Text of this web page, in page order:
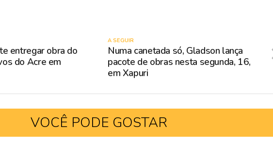
A SEGUIR
Numa canetada só, Gladson lança
pacote de obras nesta segunda, 16,
em Xapuri
entregar obra do
do Acre em
VOCÊ PODE GOSTAR